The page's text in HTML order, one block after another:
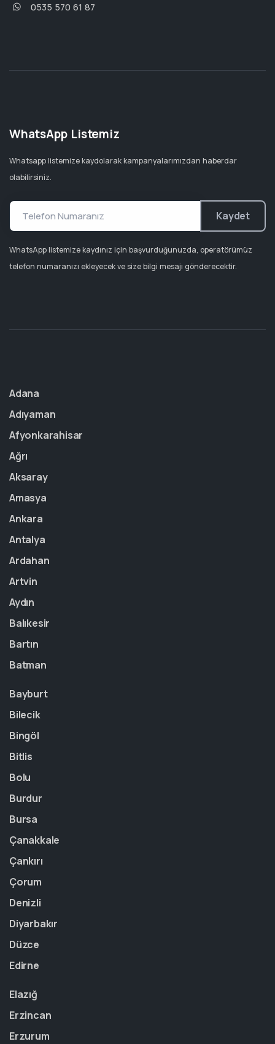
0535 570 61 87
WhatsApp Listemiz
Whatsapp listemize kaydolarak kampanyalarımızdan haberdar
olabilirsiniz.
Kaydet
WhatsApp listemize kaydınız için başvurduğunuzda, operatörümüz
telefon numaranızı ekleyecek ve size bilgi mesajı gönderecektir.
Adana
Adıyaman
Afyonkarahisar
Ağrı
Aksaray
Amasya
Ankara
Antalya
Ardahan
Artvin
Aydın
Balıkesir
Bartın
Batman
Bayburt
Bilecik
Bingöl
Bitlis
Bolu
Burdur
Bursa
Çanakkale
Çankırı
Çorum
Denizli
Diyarbakır
Düzce
Edirne
Elazığ
Erzincan
Erzurum